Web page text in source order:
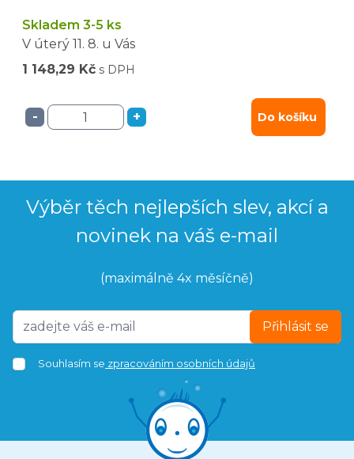
Skladem 3-5 ks
V úterý 11. 8. u Vás
1 148,29 Kč s DPH
- + Do košíku
Výběr těch nejlepších slev, akcí a
novinek na váš e-mail
(maximálně 4x měsíčně)
Přihlásit se
Souhlasím se zpracováním osobních údajů